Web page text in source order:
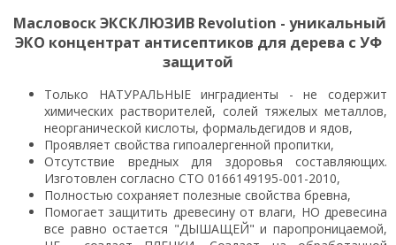
Масловоск ЭКСКЛЮЗИВ Revolution - уникальный
ЭКО концентрат антисептиков для дерева с УФ
защитой
Только НАТУРАЛЬНЫЕ инградиенты - не содержит
химических растворителей, солей тяжелых металлов,
неорганической кислоты, формальдегидов и ядов,
Проявляет свойства гипоалергенной пропитки,
Отсутствие вредных для здоровья составляющих.
Изготовлен согласно СТО 0166149195-001-2010,
Полностью сохраняет полезные свойства бревна,
Помогает защитить древесину от влаги, НО древесина
все равно остается "ДЫШАЩЕЙ" и паропроницаемой,